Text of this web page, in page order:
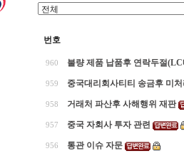
번호
960 불량 제품 납품후 연락두절
959 중국대리회사티티 송금후 미처
958 거래처 파산후 사해행위 재판
957 중국 자회사 투자 관련
956 통관 이슈 자문